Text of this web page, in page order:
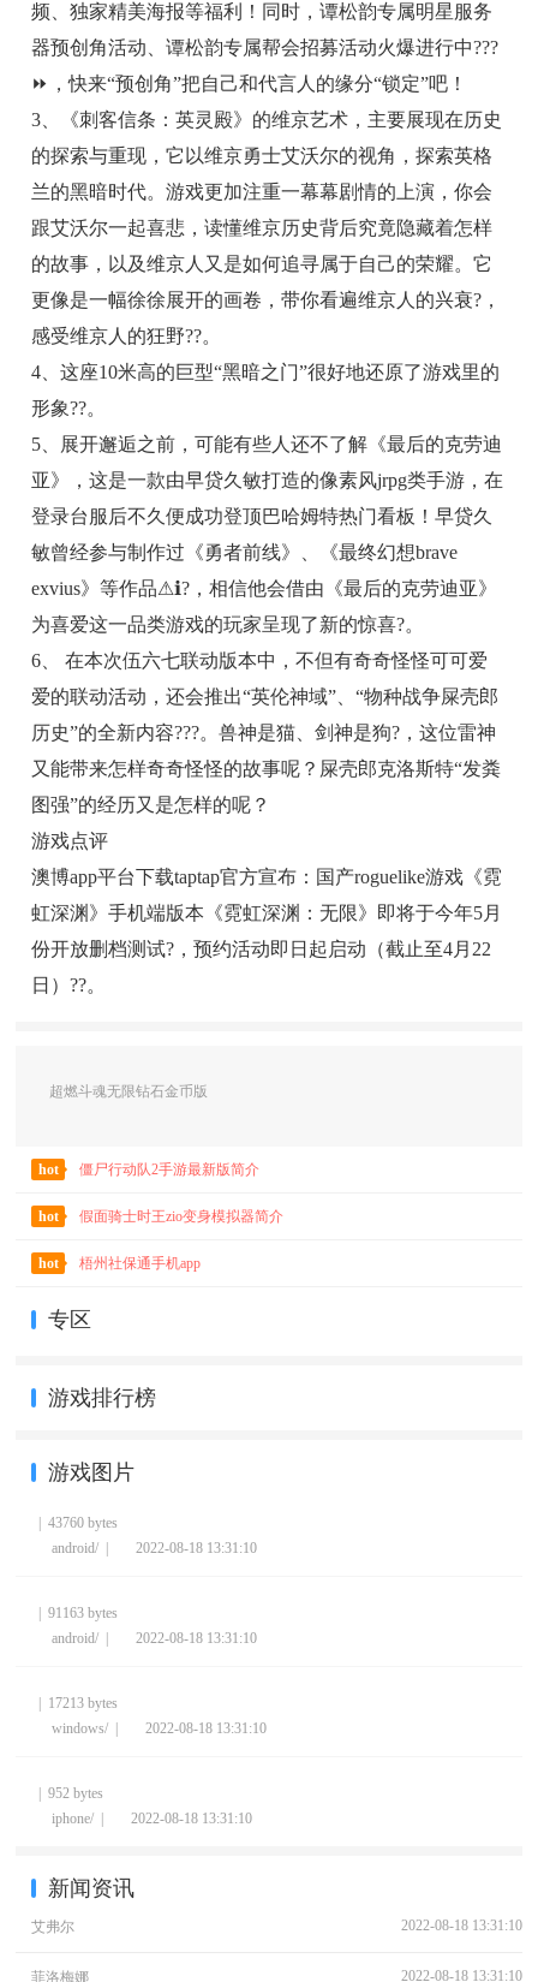
频、独家精美海报等福利！同时，谭松韵专属明星服务
器预创角活动、谭松韵专属帮会招募活动火爆进行中???
⏩，快来“预创角”把自己和代言人的缘分“锁定”吧！
3、《刺客信条：英灵殿》的维京艺术，主要展现在历史
的探索与重现，它以维京勇士艾沃尔的视角，探索英格
兰的黑暗时代。游戏更加注重一幕幕剧情的上演，你会
跟艾沃尔一起喜悲，读懂维京历史背后究竟隐藏着怎样
的故事，以及维京人又是如何追寻属于自己的荣耀。它
更像是一幅徐徐展开的画卷，带你看遍维京人的兴衰?，
感受维京人的狂野??。
4、这座10米高的巨型“黑暗之门”很好地还原了游戏里的
形象??。
5、展开邂逅之前，可能有些人还不了解《最后的克劳迪
亚》，这是一款由早贷久敏打造的像素风jrpg类手游，在
登录台服后不久便成功登顶巴哈姆特热门看板！早贷久
敏曾经参与制作过《勇者前线》、《最终幻想brave
exvius》等作品⚠ℹ?，相信他会借由《最后的克劳迪亚》
为喜爱这一品类游戏的玩家呈现了新的惊喜?。
6、 在本次伍六七联动版本中，不但有奇奇怪怪可可爱
爱的联动活动，还会推出“英伦神域”、“物种战争屎壳郎
历史”的全新内容???。兽神是猫、剑神是狗?，这位雷神
又能带来怎样奇奇怪怪的故事呢？屎壳郎克洛斯特“发粪
图强”的经历又是怎样的呢？
游戏点评
澳博app平台下载taptap官方宣布：国产roguelike游戏《霓
虹深渊》手机端版本《霓虹深渊：无限》即将于今年5月
份开放删档测试?，预约活动即日起启动（截止至4月22
日）??。
超燃斗魂无限钻石金币版
hot 僵尸行动队2手游最新版简介
hot 假面骑士时王zio变身模拟器简介
hot 梧州社保通手机app
专区
游戏排行榜
游戏图片
| 43760 bytes
android/ |
2022-08-18 13:31:10
| 91163 bytes
android/ |
2022-08-18 13:31:10
| 17213 bytes
windows/ |
2022-08-18 13:31:10
| 952 bytes
iphone/ |
2022-08-18 13:31:10
新闻资讯
艾弗尔 2022-08-18 13:31:10
菲洛梅娜 2022-08-18 13:31:10